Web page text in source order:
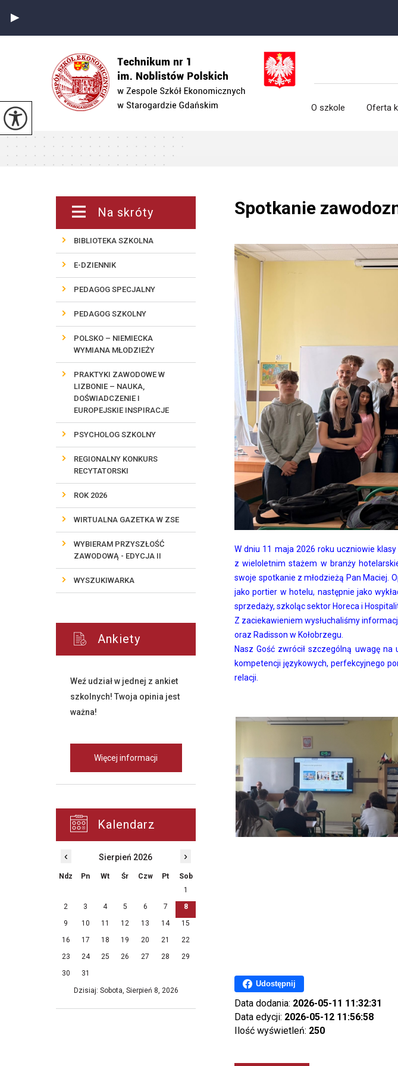
O szkole Oferta
Spotkanie
W dniu 11 maja 2026 roku uczniowie
z wieloletnim stażem w branży
swoje spotkanie z młodzieżą Pan Maciej.
jako portier w hotelu, następnie jako
sprzedaży, szkoląc sektor Horeca i
Z zaciekawieniem wysłuchaliśmy
oraz Radisson w Kołobrzegu.
Nasz Gość zwrócił szczególną uwagę
kompetencji językowych,perfekcyjnego
relacji.
Udostępnij
Data dodania: 2026-05-11 11:32:31
Data edycji: 2026-05-12 11:56:58
Ilość wyświetleń: 250
Na skróty
BIBLIOTEKA SZKOLNA
E-DZIENNIK
PEDAGOG SPECJALNY
PEDAGOG SZKOLNY
POLSKO – NIEMIECKA
WYMIANA MŁODZIEŻY
PRAKTYKI ZAWODOWE W
LIZBONIE – NAUKA,
DOŚWIADCZENIE I
EUROPEJSKIE INSPIRACJE
PSYCHOLOG SZKOLNY
REGIONALNY KONKURS
RECYTATORSKI
ROK 2026
WIRTUALNA GAZETKA W ZSE
WYBIERAM PRZYSZŁOŚĆ
ZAWODOWĄ - EDYCJA II
WYSZUKIWARKA
Ankiety
Weź udział w jednej z ankiet
szkolnych! Twoja opinia jest
ważna!
Więcej informacji
Kalendarz
‹ Sierpień 2026 ›
Ndz Pn Wt Śr Czw Pt
Sob
1
2
3 4 5 6 7
8
9
10 11 12 13 14
15
16
17 18 19 20 21
22
23
24 25 26 27 28
29
30
31
Dzisiaj: Sobota, Sierpień 8, 2026